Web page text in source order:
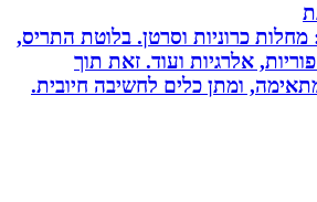
כרוניות וסרטן. בלוטת התריס,
אלרגיות ועוד. זאת תוך
ומתן כלים לחשיבה חיובית.